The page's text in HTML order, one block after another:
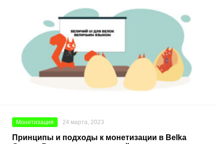
Монетизация 24 марта, 2023
Принципы и подходы к монетизации в Belka